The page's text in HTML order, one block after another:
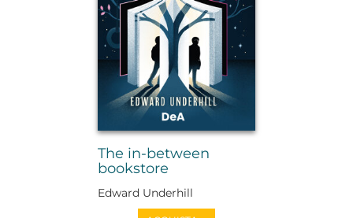
The in-between
bookstore
Edward Underhill